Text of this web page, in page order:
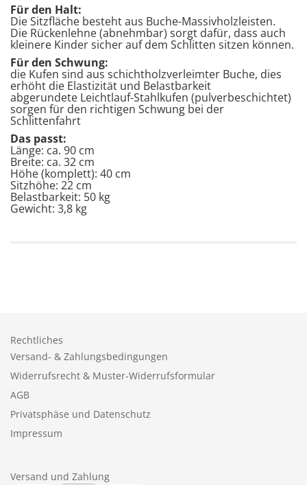
Für den Halt:
Die Sitzfläche besteht aus Buche-Massivholzleisten.
Die Rückenlehne (abnehmbar) sorgt dafür, dass auch
kleinere Kinder sicher auf dem Schlitten sitzen können.
Für den Schwung:
die Kufen sind aus schichtholzverleimter Buche, dies
erhöht die Elastizität und Belastbarkeit
abgerundete Leichtlauf-Stahlkufen (pulverbeschichtet)
sorgen für den richtigen Schwung bei der
Schlittenfahrt
Das passt:
Länge: ca. 90 cm
Breite: ca. 32 cm
Höhe (komplett): 40 cm
Sitzhöhe: 22 cm
Belastbarkeit: 50 kg
Gewicht: 3,8 kg
Rechtliches
Versand- & Zahlungsbedingungen
Widerrufsrecht & Muster-Widerrufsformular
AGB
Privatsphäse und Datenschutz
Impressum
Versand und Zahlung